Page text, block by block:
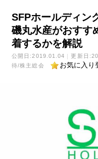
SFPホールディン
磯丸水産がおすす
着するかを解説
公開日:2019.01.04 更新日
待/株主総会
お気に入り